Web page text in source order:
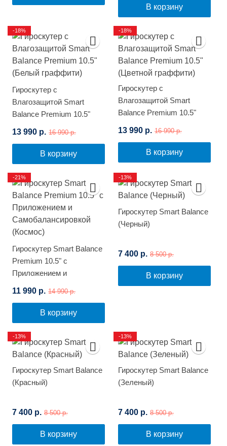
В корзину
Гироскутер с
Влагозащитой Smart
Balance Premium 10.5"
13 990 р. 16 990 р.
В корзину
-18%
Гироскутер с
Влагозащитой Smart
Balance Premium 10.5"
13 990 р. 16 990 р.
В корзину
-18%
Гироскутер Smart Balance
Premium 10.5" с
Приложением и
(Космос)
11 990 р. 14 990 р.
В корзину
-21%
Гироскутер Smart Balance
(Черный)
7 400 р. 8 500 р.
В корзину
-13%
Гироскутер Smart Balance
(Красный)
7 400 р. 8 500 р.
В корзину
-13%
Гироскутер Smart Balance
(Зеленый)
7 400 р. 8 500 р.
В корзину
-13%